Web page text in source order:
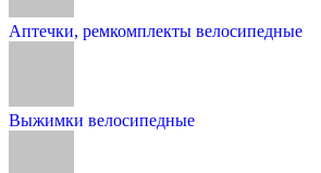
Аптечки, ремкомплекты велосипедные
Выжимки велосипедные